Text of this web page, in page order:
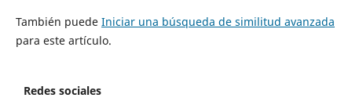
También puede Iniciar una búsqueda de similitud avanzada
para este artículo.
Redes sociales